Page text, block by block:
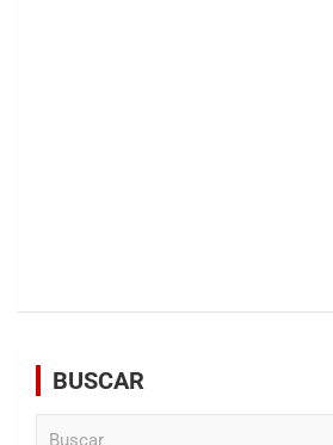
BUSCAR